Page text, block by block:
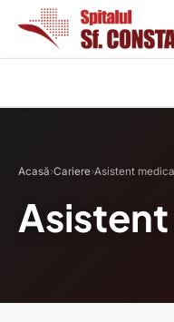
Acasă›Cariere›Asistent